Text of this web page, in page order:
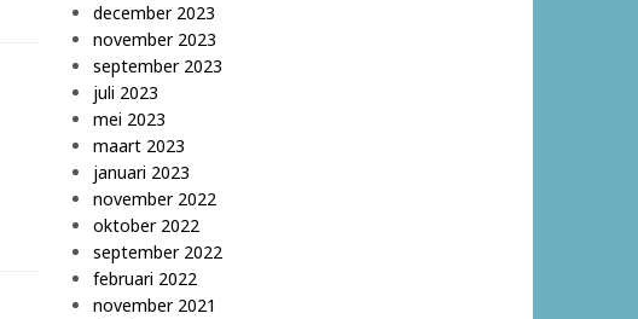
december 2023
november 2023
september 2023
juli 2023
mei 2023
maart 2023
januari 2023
november 2022
oktober 2022
september 2022
februari 2022
november 2021